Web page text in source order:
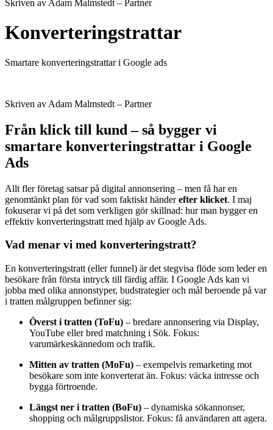
Skriven av Adam Malmstedt – Partner
Konverteringstrattar
Smartare konverteringstrattar i Google ads
Skriven av Adam Malmstedt – Partner
Från klick till kund – så bygger vi
smartare konverteringstrattar i Google
Ads
Allt fler företag satsar på digital annonsering – men få har en
genomtänkt plan för vad som faktiskt händerefter klicket. I maj
fokuserar vi på det som verkligen gör skillnad: hur man bygger en
effektiv konverteringstratt med hjälp av Google Ads.
Vad menar vi med konverteringstratt?
En konverteringstratt (eller funnel) är det stegvisa flöde som leder en
besökare från första intryck till färdig affär. I Google Ads kan vi
jobba med olika annonstyper, budstrategier och mål beroende på var
i tratten målgruppen befinner sig:
Överst i tratten (ToFu) – bredare annonsering via Display,
YouTube eller bred matchning i Sök. Fokus:
varumärkeskännedom och trafik.
Mitten av tratten (MoFu) – exempelvis remarketing mot
besökare som inte konverterat än. Fokus: väcka intresse och
bygga förtroende.
Längst ner i tratten (BoFu) – dynamiska sökannonser,
shopping och målgruppslistor. Fokus: få användaren att agera.